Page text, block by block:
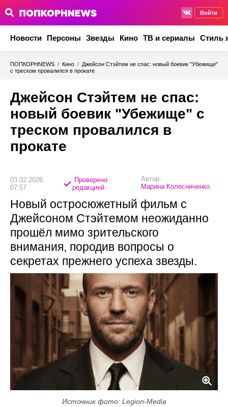
Войти
Новости Персоны Звезды Кино ТВ и сериалы Стиль
ПОПКОРНNEWS / Кино / Джейсон Стэйтем не спас: новый боевик "Убежище"
с треском провалился в прокате
Джейсон Стэйтем не спас:
новый боевик "Убежище" с
треском провалился в
прокате
03.02.2026
07:57
Проверено
редакцией
Автор:
Марина Колесниченко
Новый остросюжетный фильм с
Джейсоном Стэйтемом неожиданно
прошёл мимо зрительского
внимания, породив вопросы о
секретах прежнего успеха звезды.
Источник фото: Legion-Media